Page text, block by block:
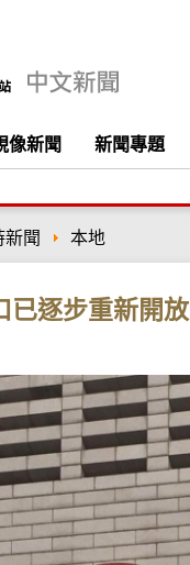
像新聞 新聞專題
新聞 本地
已逐步重新開放